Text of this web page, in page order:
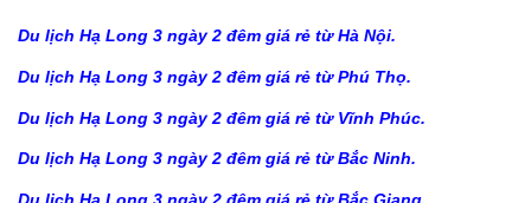
Du lịch Hạ Long 3 ngày 2 đêm giá rẻ từ Hà Nội.
Du lịch Hạ Long 3 ngày 2 đêm giá rẻ từ Phú Thọ.
Du lịch Hạ Long 3 ngày 2 đêm giá rẻ từ Vĩnh Phúc.
Du lịch Hạ Long 3 ngày 2 đêm giá rẻ từ Bắc Ninh.
Du lịch Hạ Long 3 ngày 2 đêm giá rẻ từ Bắc Giang.